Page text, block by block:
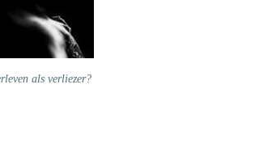
als verliezer?